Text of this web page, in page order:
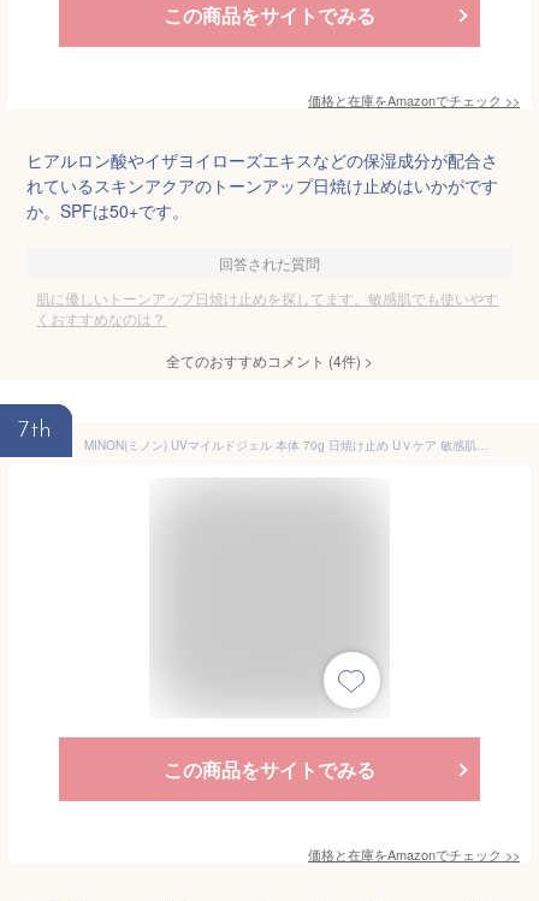
この商品をサイトでみる
価格と在庫をAmazonでチェック >>
ヒアルロン酸やイザヨイローズエキスなどの保湿成分が配合さ
れているスキンアクアのトーンアップ日焼け止めはいかがです
か。SPFは50+です。
回答された質問
肌に優しいトーンアップ日焼け止めを探してます。敏感肌でも使いやす
くおすすめなのは？
全てのおすすめコメント (4件) >
7th
MINON(ミノン) UVマイルドジェル 本体 70g 日焼け止め UＶケア 敏感肌 SPF38 PA+++ 紫外線吸収剤フリー 無香料 無着色 弱酸性 パラベンフリー アルコールフリー 低刺激性 お子さまと一緒に 【化粧品】
この商品をサイトでみる
価格と在庫をAmazonでチェック >>